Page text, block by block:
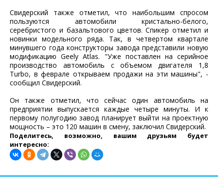
Свидерский также отметил, что наибольшим спросом
пользуются автомобили кристально-белого,
серебристого и базальтового цветов. Спикер отметил и
новинки модельного ряда. Так, в четвертом квартале
минувшего года конструкторы завода представили новую
модификацию Geely Atlas. "Уже поставлен на серийное
производство автомобиль с объемом двигателя 1,8
Turbo, в феврале открываем продажи на эти машины", -
сообщил Свидерский.
Он также отметил, что сейчас один автомобиль на
предприятии выпускается каждые четыре минуты. И к
первому полугодию завод планирует выйти на проектную
мощность – это 120 машин в смену, заключил Свидерский.
Поделитесь, возможно, вашим друзьям будет
интересно: